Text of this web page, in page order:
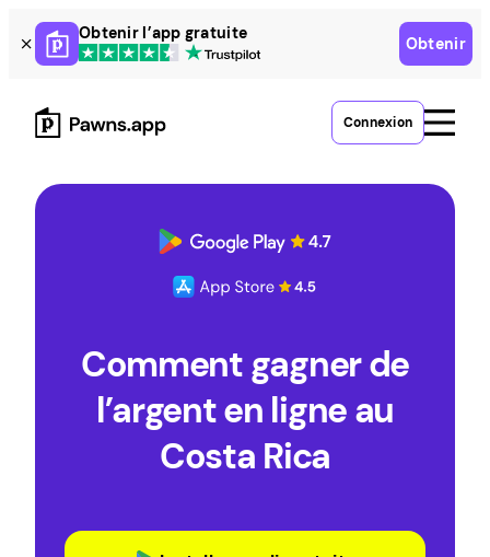
Skip
to
content
Obtenir l’app gratuite
Obtenir
Connexion
Comment gagner de
l’argent en ligne au
Costa Rica